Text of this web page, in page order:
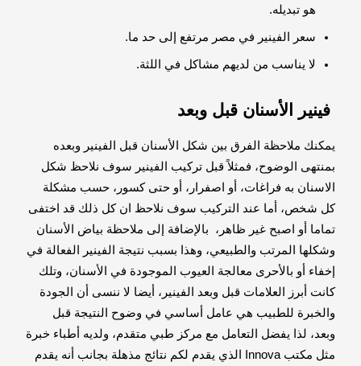
هو تبديله.
سعر الفينير في مصر مرتفع إلى حد ما.
لا يناسب من لديهم مشاكل في اللثة.
فينير الأسنان قبل وبعد
يمكنك ملاحظة الفرق بين شكل الأسنان قبل الفينير وبعده
بمنتهى الوضوح، فمثلاً قبل تركيب الفينير سوف نلاحظ شكل
الاسنان به فراغات، أو اصفرار، أو حتى كسور، حسب مشكلة
كل شخص، أما عند التركيب سوف نلاحظ ان كل ذلك قد اختفى
تماما أو اصبح غير ظاهر، بالإضافة إلى ملاحظة بياض الأسنان
وشكلها المرتب والطبيعي، وهذا بسبب نتيجة الفينير الفعالة في
إخفاء أو بالأحرى معالجة العيوب الموجودة في الأسنان، وتلك
كانت أبرز العلامات قبل وبعد الفينير، أيضا لا ننسى أن الجودة
والخبرة للطبيب هي عامل أساسي في وضوح النتيجة قبل
وبعد، لذا يفضل التعامل مع مركز طبي متقدم، ولديه أطباء خبرة
مثل مكتب Innova الذي يقدم لكم نتائج مذهلة بجانب أنه يقدم